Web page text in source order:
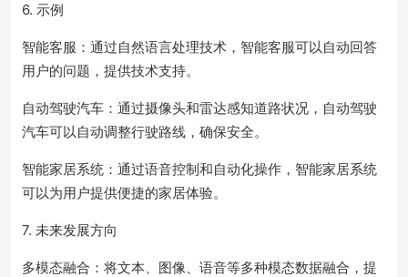
6. 示例
智能客服：通过自然语言处理技术，智能客服可以自动回答
用户的问题，提供技术支持。
自动驾驶汽车：通过摄像头和雷达感知道路状况，自动驾驶
汽车可以自动调整行驶路线，确保安全。
智能家居系统：通过语音控制和自动化操作，智能家居系统
可以为用户提供便捷的家居体验。
7. 未来发展方向
多模态融合：将文本、图像、语音等多种模态数据融合，提